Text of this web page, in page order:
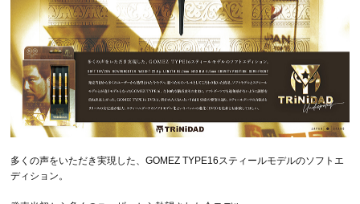
多くの声をいただき実現した、GOMEZ TYPE16スティールモデルのソフトエ
ディション。